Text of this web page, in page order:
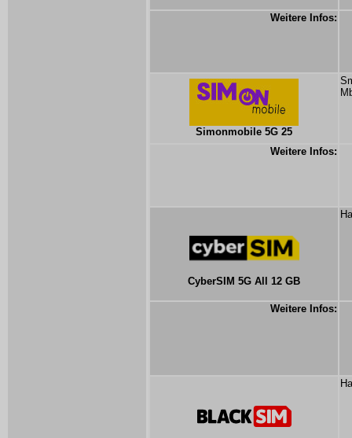
Weitere Infos:
Simonmobile 5G 25
Weitere Infos:
CyberSIM 5G All 12 GB
Weitere Infos: